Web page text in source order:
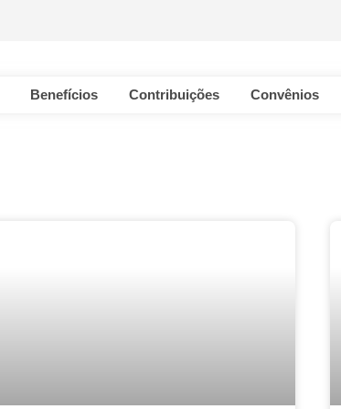
Benefícios Contribuições Convênios